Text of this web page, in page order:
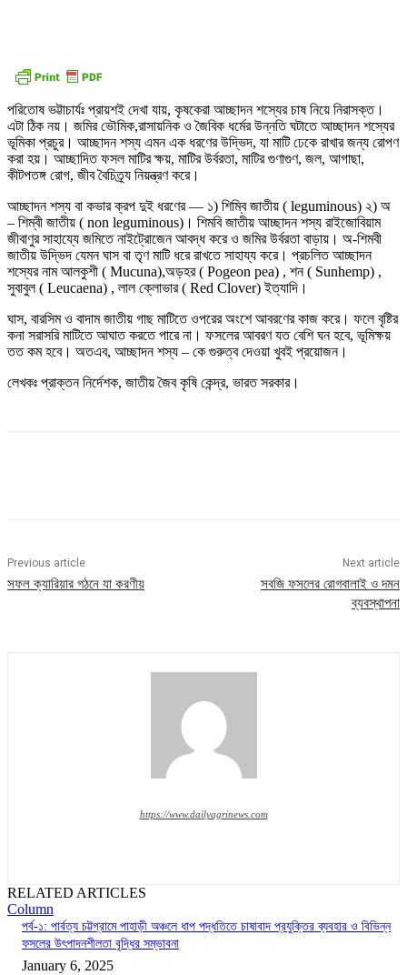
পরিতোষ ভট্টাচার্যঃ প্রায়শই দেখা যায়, কৃষকেরা আচ্ছাদন শস্যের চাষ নিয়ে নিরাসক্ত।
এটা ঠিক নয়। জমির ভৌমিক,রাসায়নিক ও জৈবিক ধর্মের উন্নতি ঘটাতে আচ্ছাদন শস্যের
ভূমিকা প্রচুর। আচ্ছাদন শস্য এমন এক ধরণের উদ্ভিদ, যা মাটি ঢেকে রাখার জন্য রোপণ
করা হয়। আচ্ছাদিত ফসল মাটির ক্ষয়, মাটির উর্বরতা, মাটির গুণাগুণ, জল, আগাছা,
কীটপতঙ্গ রোগ, জীব বৈচিত্র্য নিয়ন্ত্রণ করে।
আচ্ছাদন শস্য বা কভার ক্রপ দুই ধরণের — ১) শিম্বি জাতীয় ( leguminous) ২) অ
– শিম্বী জাতীয় ( non leguminous)। শিমবি জাতীয় আচ্ছাদন শস্য রাইজোবিয়াম
জীবাণুর সাহায্যে জমিতে নাইট্রোজেন আবদ্ধ করে ও জমির উর্বরতা বাড়ায়। অ-শিমবী
জাতীয় উদ্ভিদ যেমন ঘাস বা তৃণ মাটি ধরে রাখতে সাহায্য করে। প্রচলিত আচ্ছাদন
শস্যের নাম আলকুশী ( Mucuna),অড়হর ( Pogeon pea) , শন ( Sunhemp) ,
সুবাবুল ( Leucaena) , লাল ক্লোভার ( Red Clover) ইত্যাদি।
ঘাস, বারসিম ও বাদাম জাতীয় গাছ মাটিতে ওপরের অংশে আবরণের কাজ করে। ফলে বৃষ্টির
কনা সরাসরি মাটিতে আঘাত করতে পারে না। ফসলের আবরণ যত বেশি ঘন হবে, ভূমিক্ষয়
তত কম হবে। অতএব, আচ্ছাদন শস্য – কে গুরুত্ব দেওয়া খুবই প্রয়োজন।
লেখকঃ প্রাক্তন নির্দেশক, জাতীয় জৈব কৃষি কেন্দ্র, ভারত সরকার।
Previous article
সফল ক্যারিয়ার গঠনে যা করণীয়
Next article
সবজি ফসলের রোগবালাই ও দমন
ব্যবস্থাপনা
https://www.dailyagrinews.com
RELATED ARTICLES
Column
পর্ব-১: পার্বত্য চট্টগ্রামে পাহাড়ী অঞ্চলে ধাপ পদ্ধতিতে চাষাবাদ প্রযুক্তির ব্যবহার ও বিভিন্ন
ফসলের উৎপাদনশীলতা বৃদ্ধির সম্ভাবনা
January 6, 2025